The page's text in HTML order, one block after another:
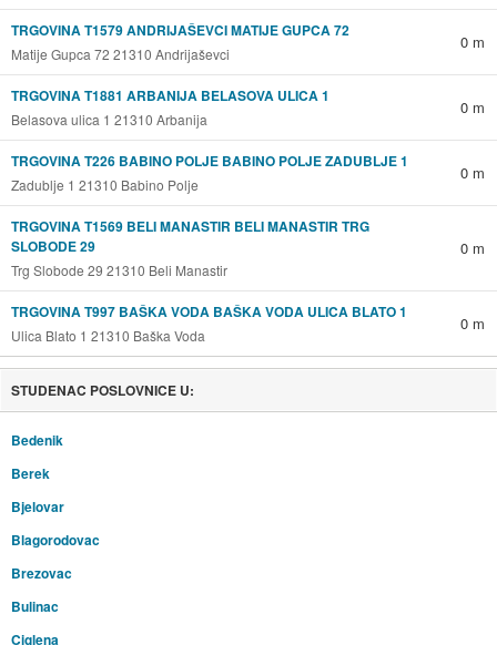
TRGOVINA T1579 ANDRIJAŠEVCI MATIJE GUPCA 72
Matije Gupca 72 21310 Andrijaševci
0 m
TRGOVINA T1881 ARBANIJA BELASOVA ULICA 1
Belasova ulica 1 21310 Arbanija
0 m
TRGOVINA T226 BABINO POLJE BABINO POLJE ZADUBLJE 1
Zadublje 1 21310 Babino Polje
0 m
TRGOVINA T1569 BELI MANASTIR BELI MANASTIR TRG
SLOBODE 29
Trg Slobode 29 21310 Beli Manastir
0 m
TRGOVINA T997 BAŠKA VODA BAŠKA VODA ULICA BLATO 1
Ulica Blato 1 21310 Baška Voda
0 m
STUDENAC POSLOVNICE U:
Bedenik
Berek
Bjelovar
Blagorodovac
Brezovac
Bulinac
Ciglena